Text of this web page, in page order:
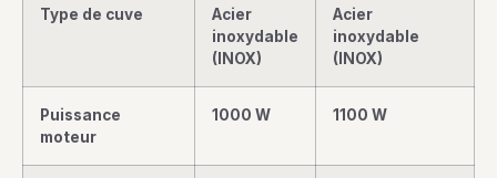
Type de cuve
Acier
inoxydable
(INOX)
Acier
inoxydable
(INOX)
Puissance
moteur
1000 W 1100 W